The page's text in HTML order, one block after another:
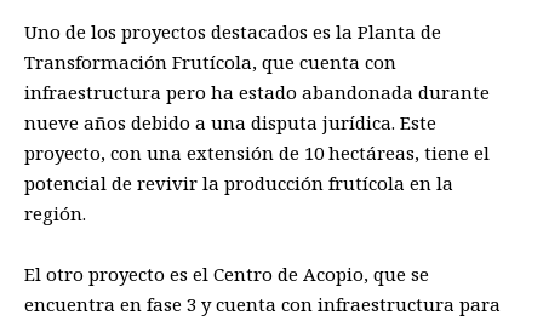
Uno de los proyectos destacados es la Planta de
Transformación Frutícola, que cuenta con
infraestructura pero ha estado abandonada durante
nueve años debido a una disputa jurídica. Este
proyecto, con una extensión de 10 hectáreas, tiene el
potencial de revivir la producción frutícola en la
región.
El otro proyecto es el Centro de Acopio, que se
encuentra en fase 3 y cuenta con infraestructura para